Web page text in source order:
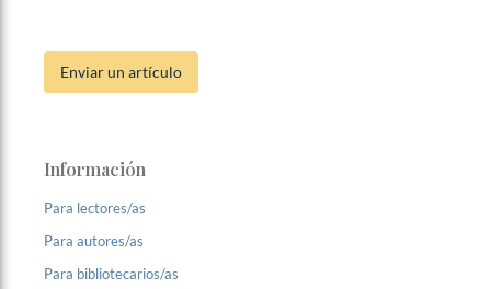
Enviar un artículo
Información
Para lectores/as
Para autores/as
Para bibliotecarios/as